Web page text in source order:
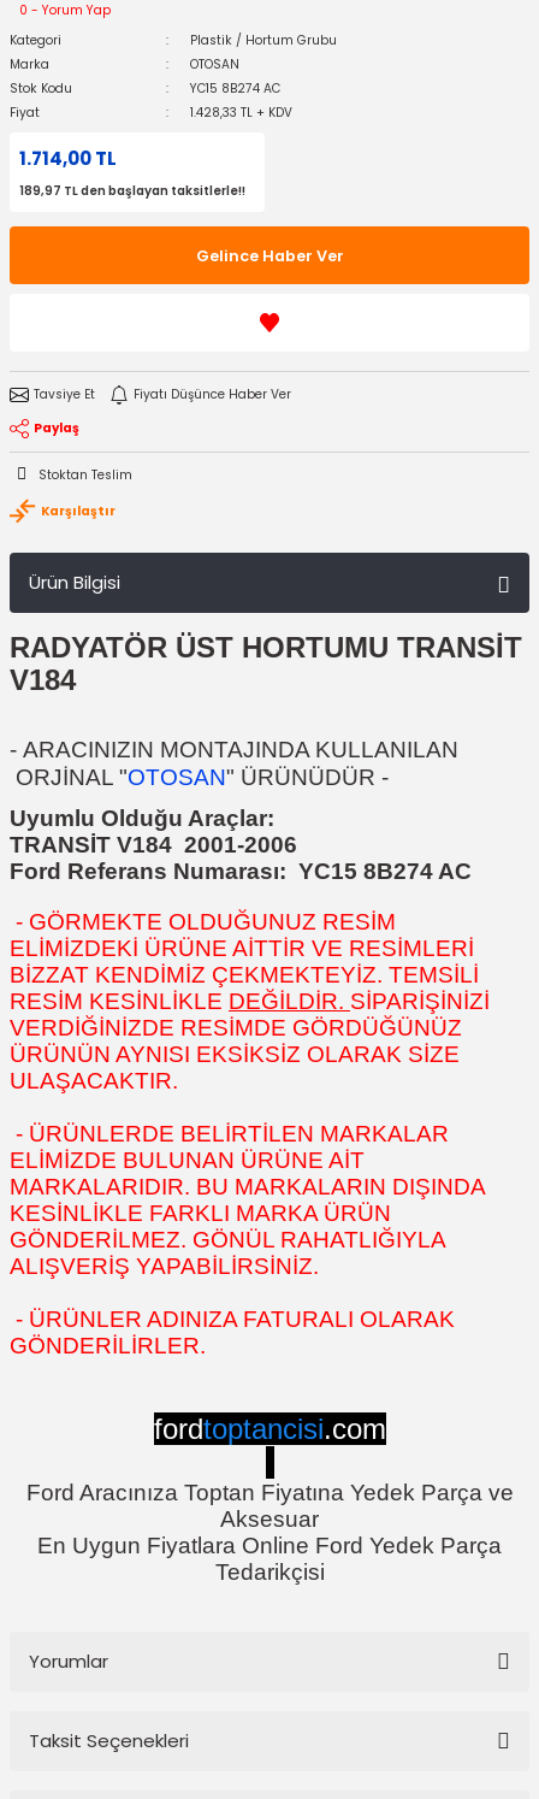
0 - Yorum Yap
Kategori
Plastik / Hortum Grubu
Marka
OTOSAN
Stok Kodu
YC15 8B274 AC
Fiyat
1.428,33 TL + KDV
1.714,00 TL
189,97 TL den başlayan taksitlerle!!
Gelince Haber Ver
Tavsiye Et
Fiyatı Düşünce Haber Ver
Paylaş
Stoktan Teslim
Karşılaştır
Ürün Bilgisi
RADYATÖR ÜST HORTUMU TRANSİT
V184
- ARACINIZIN MONTAJINDA KULLANILAN
ORJİNAL "OTOSAN" ÜRÜNÜDÜR -
Uyumlu Olduğu Araçlar:
TRANSİT V184 2001-2006
Ford Referans Numarası: YC15 8B274 AC
- GÖRMEKTE OLDUĞUNUZ RESİM
ELİMİZDEKİ ÜRÜNE AİTTİR VE RESİMLERİ
BİZZAT KENDİMİZ ÇEKMEKTEYİZ. TEMSİLİ
RESİM KESİNLİKLE DEĞİLDİR. SİPARİŞİNİZİ
VERDİĞİNİZDE RESİMDE GÖRDÜĞÜNÜZ
ÜRÜNÜN AYNISI EKSİKSİZ OLARAK SİZE
ULAŞACAKTIR.
- ÜRÜNLERDE BELİRTİLEN MARKALAR
ELİMİZDE BULUNAN ÜRÜNE AİT
MARKALARIDIR. BU MARKALARIN DIŞINDA
KESİNLİKLE FARKLI MARKA ÜRÜN
GÖNDERİLMEZ. GÖNÜL RAHATLIĞIYLA
ALIŞVERİŞ YAPABİLİRSİNİZ.
- ÜRÜNLER ADINIZA FATURALI OLARAK
GÖNDERİLİRLER.
fordtoptancisi.com
Ford Aracınıza Toptan Fiyatına Yedek Parça ve
Aksesuar
En Uygun Fiyatlara Online Ford Yedek Parça
Tedarikçisi
Yorumlar
Taksit Seçenekleri